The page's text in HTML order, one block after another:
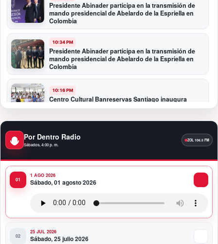
Presidente Abinader participa en la transmisión de
mando presidencial de Abelardo de la Espriella en
Colombia
10:34 PM
Presidente Abinader participa en la transmisión de
mando presidencial de Abelardo de la Espriella en
Colombia
10:16 PM
Centro Cultural Banreservas Santiago inaugura
Primer Congreso de Artesanos de Santiago
9:04 PM
Premios a la Moda Dominicana celebró su quinta
edición en el Teatro Nacional
11:58 PM
Presidente Abinader viaja a Colombia para participar
Por Dentro Radio
Sábados, 4:00 p. m.
1 AGO 2026
Sábado, 01 agosto 2026
25 JUL 2026
Sábado, 25 julio 2026